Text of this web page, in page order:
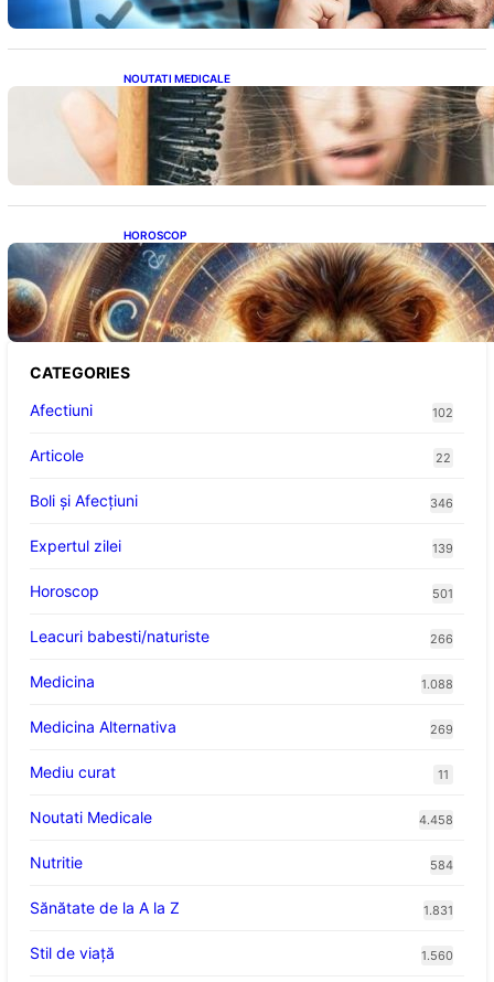
NOUTATI MEDICALE
Semnele unei deficiențe de proteine:
Impactul asupra sănătății tale
HOROSCOP
Portalul Leului 8/8: Oportunități de
Abundență pentru Cinci Zodii în 2026
CATEGORIES
Afectiuni
102
Articole 22
Boli și Afecțiuni 346
Expertul zilei 139
Horoscop 501
Leacuri babesti/naturiste 266
Medicina 1.088
Medicina Alternativa 269
Mediu curat 11
Noutati Medicale 4.458
Nutritie 584
Sănătate de la A la Z 1.831
Stil de viaţă 1.560